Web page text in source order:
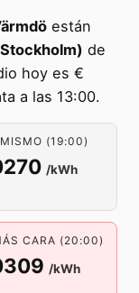
están
de
hoy es €
a las 13:00.
(19:00)
/kWh
CARA (20:00)
/kWh